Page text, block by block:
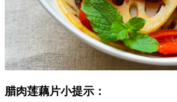
腊肉莲藕片小提示：